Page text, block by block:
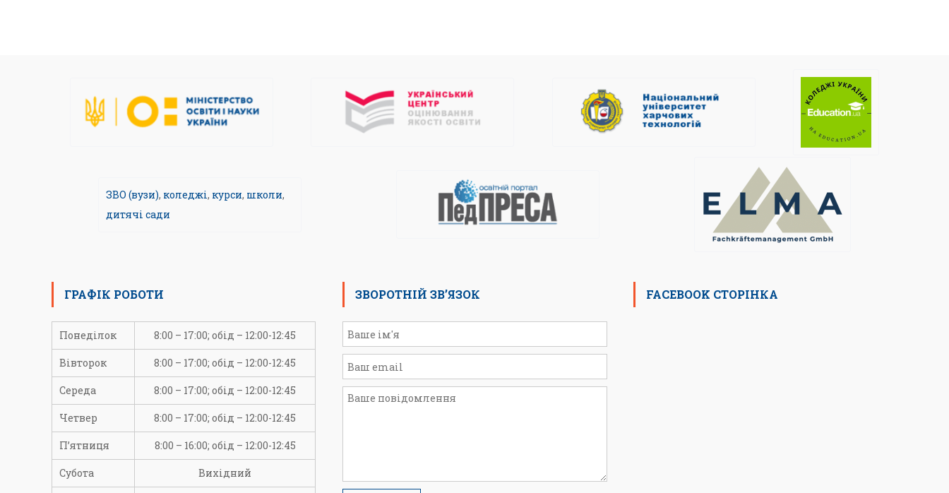
ЗВО (вузи), коледжі, курси, школи,
дитячі сади
ГРАФІК РОБОТИ
Понеділок 8:00 – 17:00; обід – 12:00-12:45
Вівторок 8:00 – 17:00; обід – 12:00-12:45
Середа 8:00 – 17:00; обід – 12:00-12:45
Четвер 8:00 – 17:00; обід – 12:00-12:45
П’ятниця 8:00 – 16:00; обід – 12:00-12:45
Субота Вихідний
ЗВОРОТНІЙ ЗВ’ЯЗОК FACEBOOK СТОРІНКА